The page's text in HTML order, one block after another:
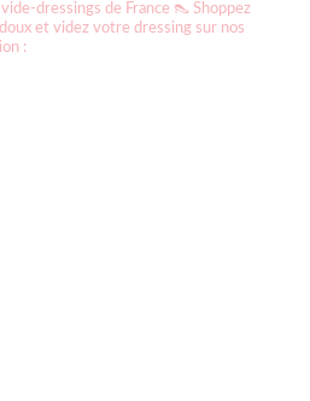
dressings de France 👠 Shoppez
et videz votre dressing sur nos
: